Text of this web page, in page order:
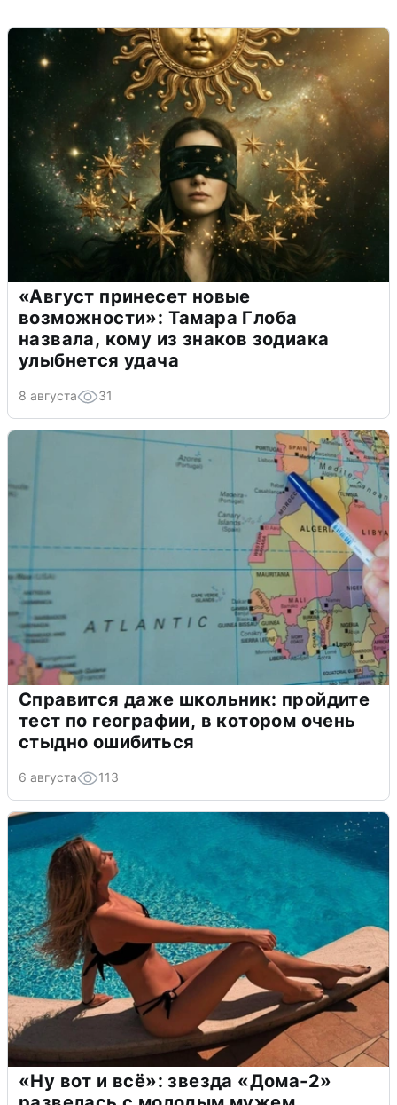
«Август принесет новые
возможности»: Тамара Глоба
назвала, кому из знаков зодиака
улыбнется удача
8 августа 31
Справится даже школьник: пройдите
тест по географии, в котором очень
стыдно ошибиться
6 августа 113
«Ну вот и всё»: звезда «Дома-2»